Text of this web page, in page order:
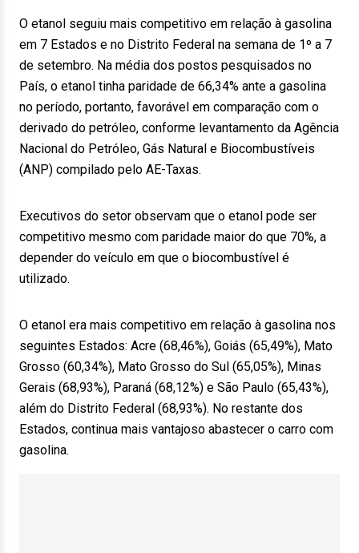
O etanol seguiu mais competitivo em relação à gasolina
em 7 Estados e no Distrito Federal na semana de 1º a 7
de setembro. Na média dos postos pesquisados no
País, o etanol tinha paridade de 66,34% ante a gasolina
no período, portanto, favorável em comparação com o
derivado do petróleo, conforme levantamento da Agência
Nacional do Petróleo, Gás Natural e Biocombustíveis
(ANP) compilado pelo AE-Taxas.
Executivos do setor observam que o etanol pode ser
competitivo mesmo com paridade maior do que 70%, a
depender do veículo em que o biocombustível é
utilizado.
O etanol era mais competitivo em relação à gasolina nos
seguintes Estados: Acre (68,46%), Goiás (65,49%), Mato
Grosso (60,34%), Mato Grosso do Sul (65,05%), Minas
Gerais (68,93%), Paraná (68,12%) e São Paulo (65,43%),
além do Distrito Federal (68,93%). No restante dos
Estados, continua mais vantajoso abastecer o carro com
gasolina.